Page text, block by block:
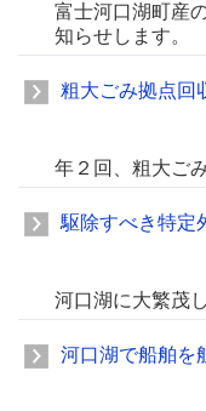
富士河口湖町産
知らせします。
粗大ごみ拠点回
年２回、粗大ご
駆除すべき特定
河口湖に大繁茂
河口湖で船舶を